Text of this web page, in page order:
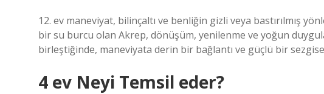
12. ev maneviyat, bilinçaltı ve benliğin gizli veya bastırılmış
bir su burcu olan Akrep, dönüşüm, yenilenme ve yoğun
birleştiğinde, maneviyata derin bir bağlantı ve güçlü bir
4 ev Neyi Temsil eder?